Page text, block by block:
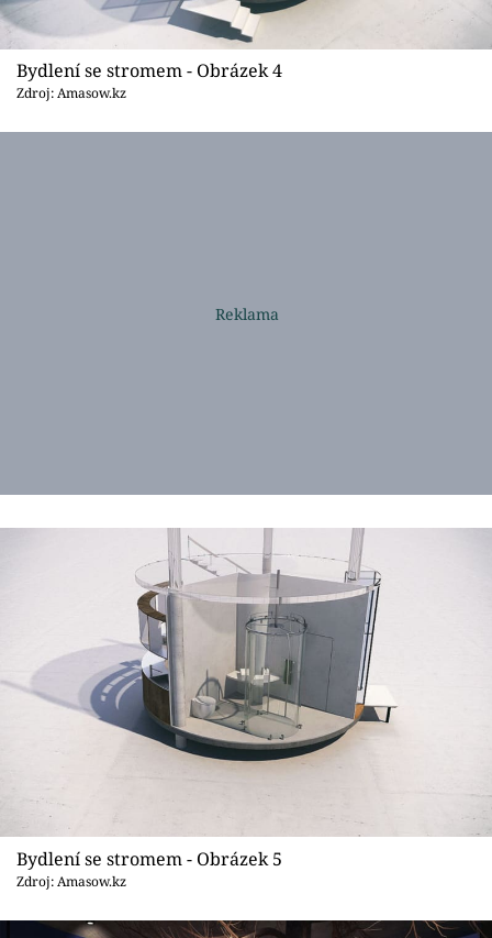
Bydlení se stromem - Obrázek 4
Zdroj: Amasow.kz
Bydlení se stromem - Obrázek 5
Zdroj: Amasow.kz